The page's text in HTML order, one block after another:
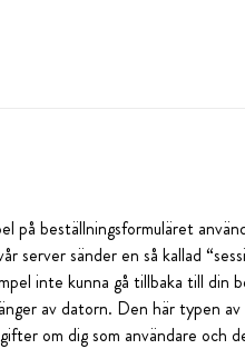
beställningsformuläret
sänder en så kallad
inte kunna gå tillbaka till din
av datorn. Den här typen
om dig som användare